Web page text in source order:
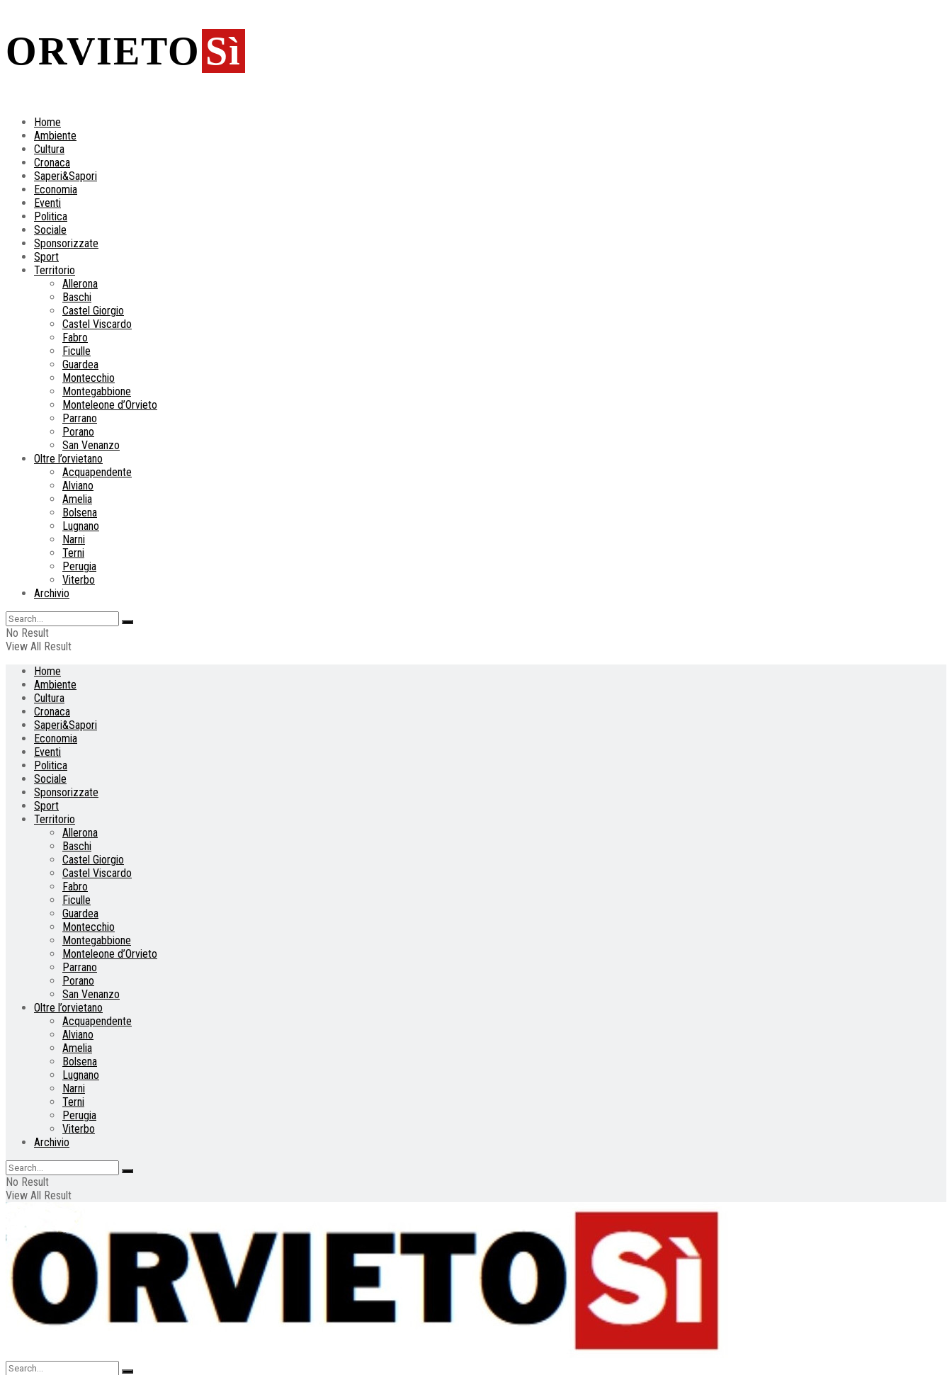
ORVIETO Sì
Home
Ambiente
Cultura
Cronaca
Saperi&Sapori
Economia
Eventi
Politica
Sociale
Sponsorizzate
Sport
Territorio
Allerona
Baschi
Castel Giorgio
Castel Viscardo
Fabro
Ficulle
Guardea
Montecchio
Montegabbione
Monteleone d’Orvieto
Parrano
Porano
San Venanzo
Oltre l’orvietano
Acquapendente
Alviano
Amelia
Bolsena
Lugnano
Narni
Terni
Perugia
Viterbo
Archivio
No Result
View All Result
Home
Ambiente
Cultura
Cronaca
Saperi&Sapori
Economia
Eventi
Politica
Sociale
Sponsorizzate
Sport
Territorio
Allerona
Baschi
Castel Giorgio
Castel Viscardo
Fabro
Ficulle
Guardea
Montecchio
Montegabbione
Monteleone d’Orvieto
Parrano
Porano
San Venanzo
Oltre l’orvietano
Acquapendente
Alviano
Amelia
Bolsena
Lugnano
Narni
Terni
Perugia
Viterbo
Archivio
No Result
View All Result